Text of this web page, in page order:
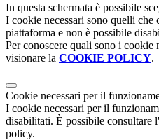
In questa schermata è possibile
I cookie necessari sono quelli
piattaforma e non è possibile
Per conoscere quali sono i cookie
visionare la COOKIE POLICY.
Cookie necessari per il
I cookie necessari per il
disabilitati. È possibile consultare
policy.